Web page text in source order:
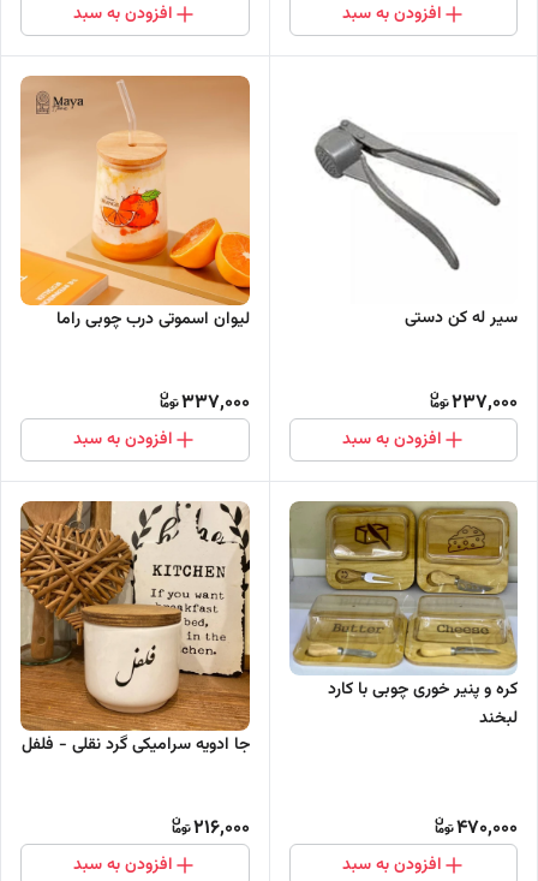
افزودن به سبد افزودن به سبد
سیر له کن دستی
237,000
افزودن به سبد
لیوان اسموتی درب چوبی راما
337,000
افزودن به سبد
کره و پنیر خوری چوبی با کارد
لبخند
470,000
افزودن به سبد
جا ادویه سرامیکی گرد نقلی - فلفل
216,000
افزودن به سبد